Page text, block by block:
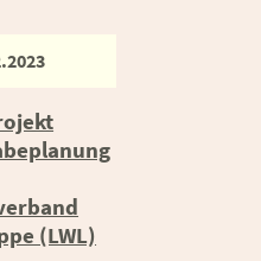
(LWL)